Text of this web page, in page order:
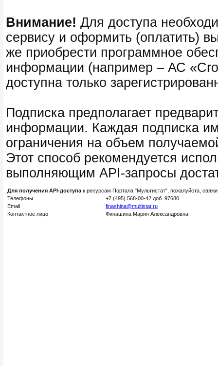
Внимание! Для доступа
сервису и оформить (оплатить)
же приобрести программное
информации (например – АС
доступна только
Подписка предполагает
информации. Каждая подписка
ограничения на объем
Этот способ рекомендуется
выполняющим API-запросы
Для получения API-доступа к ресурсам Портала "Мультистат", пожалуйста,
Телефоны
+7 (495) 568-00-42 доб. 97680
Email
finashina@multistat.ru
Контактное лицо
Финашина Мария Александровна